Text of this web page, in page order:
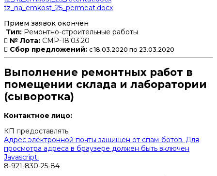
tz_na_emkost_25_permeat.docx
Прием заявок окончен
Тип: Ремонтно-строительные работы
№ Лота: СМР-18.03.20
Сбор предложений: с 18.03.2020 по 23.03.2020
Выполнение ремонтных работ в
помещении склада и лаборатории
(сыворотка)
Контактное лицо:
КП предоставлять:
Адрес электронной почты защищен от спам-ботов. Для
просмотра адреса в браузере должен быть включен
Javascript.
8-921-830-25-84